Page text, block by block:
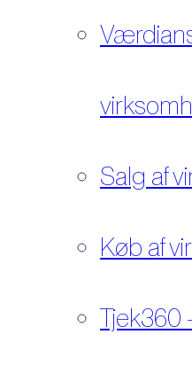
Salg af
Køb af
Tjek360